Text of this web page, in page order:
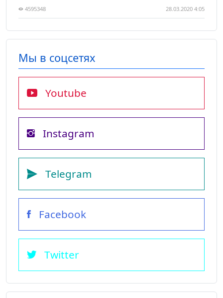
4595348 28.03.2020 4:05
Мы в соцсетях
Youtube
Instagram
Telegram
Facebook
Twitter